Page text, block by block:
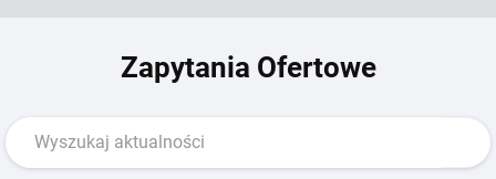
Zapytania Ofertowe